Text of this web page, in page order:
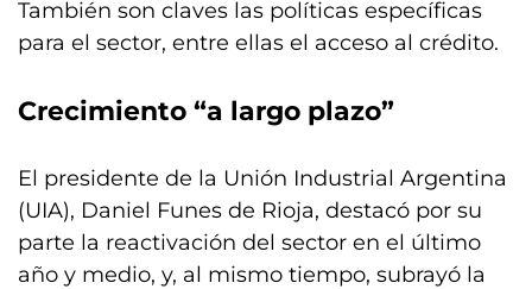
También son claves las políticas específicas
para el sector, entre ellas el acceso al crédito.
Crecimiento “a largo plazo”
El presidente de la Unión Industrial Argentina
(UIA), Daniel Funes de Rioja, destacó por su
parte la reactivación del sector en el último
año y medio, y, al mismo tiempo, subrayó la